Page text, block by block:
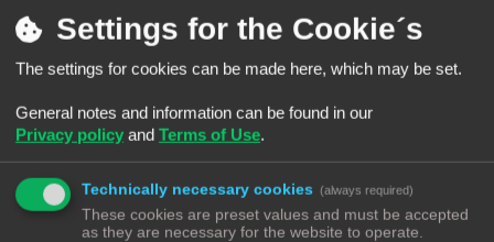
3D print resultaten
Onderwerpen:6
Heb je een vraag omtrent je slicer software, we zien het graag hier
Onderwerpen:5
Handleidingen voor beginners & gevorderden
Zelfbouwprinters
Settings for the Cookie´s
The settings for cookies can be made here, which may be set.
General notes and information can be found in our
Privacy policy and Terms of Use.
Technically necessary cookies (always required)
These cookies are preset values and must be accepted
as they are necessary for the website to operate.